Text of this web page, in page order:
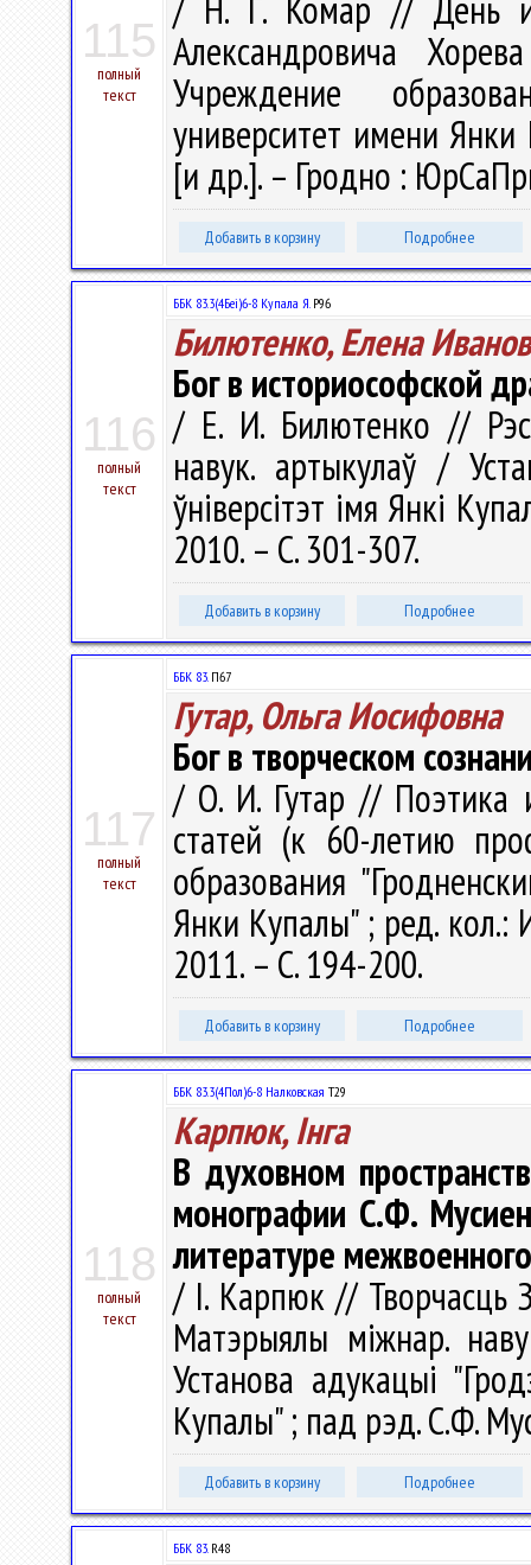
115
полный
текст
Александровича
Учреждение
университет имени
[и др.]. – Гродно :
Добавить в корзину Подробнее
116
полный
текст
ББК 83.3(4Беі)6-8 Купала Я.Р96
Билютенко, Елена
Бог в историософской
/ Е. И. Билютенко //
навук. артыкулаў /
ўніверсітэт імя Янкі
2010. – С. 301-307.
Добавить в корзину Подробнее
117
полный
текст
ББК 83.П67
Гутар, Ольга Иосифовна
Бог в творческом
/ О. И. Гутар // Поэтика
статей (к 60-летию
образования
Янки Купалы" ; ред. кол.:
2011. – С. 194-200.
Добавить в корзину Подробнее
118
полный
текст
ББК 83.3(4Пол)6-8 Налковская Т29
Карпюк, Інга
В духовном
монографии С.Ф.
литературе
/ І. Карпюк // Творчасць
Матэрыялы міжнар.
Установа адукацыі
Купалы" ; пад рэд. С.Ф.
Добавить в корзину Подробнее
ББК 83.R48